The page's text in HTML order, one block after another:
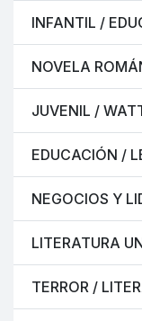
INFANTIL /
NOVELA
JUVENIL /
EDUCACIÓN /
NEGOCIOS Y
LITERATURA
TERROR /